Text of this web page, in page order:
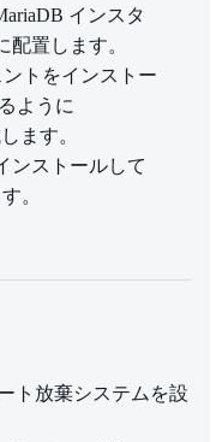
インスタ
置します。
ントをインストー
ように
ます。
ンストールして
。
ト放棄システムを設